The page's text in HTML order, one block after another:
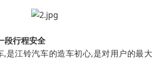
段行程安全
,是江铃汽车的造车初心,是对用户的最大